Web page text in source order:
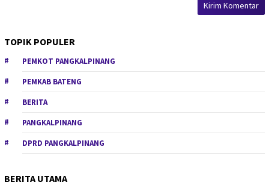
TOPIK POPULER
PEMKOT PANGKALPINANG
PEMKAB BATENG
BERITA
PANGKALPINANG
DPRD PANGKALPINANG
BERITA UTAMA